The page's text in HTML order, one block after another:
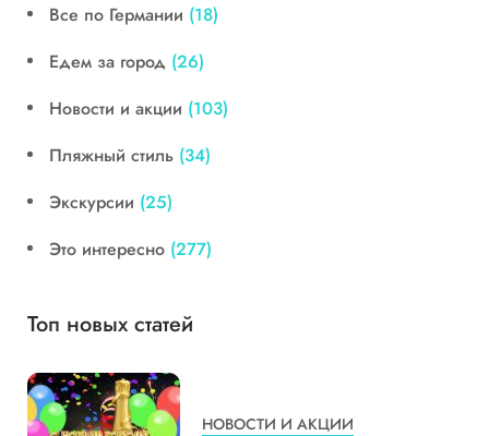
Все по Германии (18)
Едем за город (26)
Новости и акции (103)
Пляжный стиль (34)
Экскурсии (25)
Это интересно (277)
Топ новых статей
НОВОСТИ И АКЦИИ